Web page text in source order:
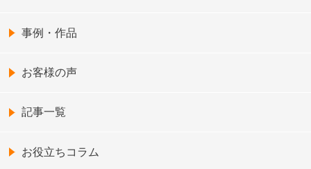
事例・作品
お客様の声
記事一覧
お役立ちコラム